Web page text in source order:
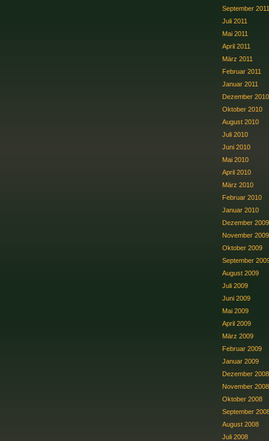
September 2011
Juli 2011
Mai 2011
April 2011
März 2011
Februar 2011
Januar 2011
Dezember 2010
Oktober 2010
August 2010
Juli 2010
Juni 2010
Mai 2010
April 2010
März 2010
Februar 2010
Januar 2010
Dezember 2009
November 2009
Oktober 2009
September
August 2009
Juli 2009
Juni 2009
Mai 2009
April 2009
März 2009
Februar 2009
Januar 2009
Dezember 2008
November 2008
Oktober 2008
September
August 2008
Juli 2008